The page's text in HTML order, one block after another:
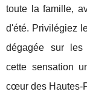
toute la famille,
d'été. Privilégiez
dégagée sur les
cette sensation
cœur des Hautes-